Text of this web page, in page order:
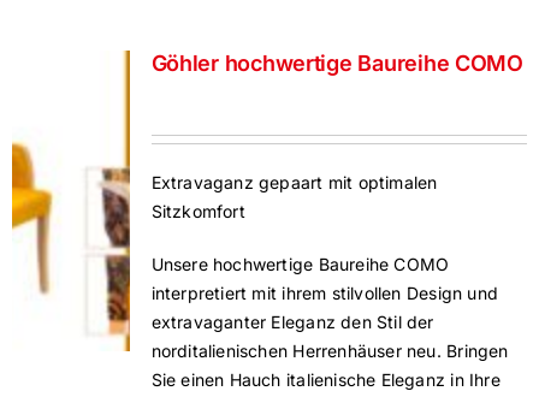
Tel.: 0911 225217
Fitform Sessel
Vela Trippel Stuhl
himolla Relaxsessel
Strässle Switzerland – Relaxsessel
Göhler hochwertige Baureihe COMO
Extravaganz gepaart mit optimalen
Sitzkomfort
Unsere hochwertige Baureihe COMO
interpretiert mit ihrem stilvollen Design und
extravaganter Eleganz den Stil der
norditalienischen Herrenhäuser neu. Bringen
Sie einen Hauch italienische Eleganz in Ihre